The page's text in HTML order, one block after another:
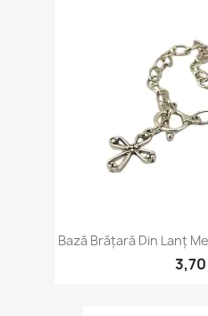
Bază Brățară Din Lanț